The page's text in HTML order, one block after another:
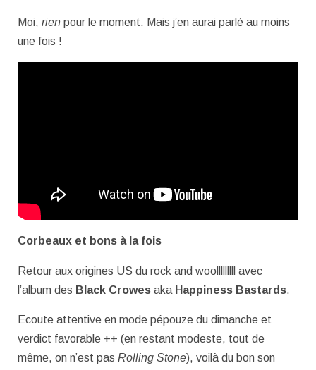
Moi, rien pour le moment. Mais j’en aurai parlé au moins
une fois !
Corbeaux et bons à la fois
Retour aux origines US du rock and woolllllllll avec
l’album des Black Crowes aka Happiness Bastards.
Ecoute attentive en mode pépouze du dimanche et
verdict favorable ++ (en restant modeste, tout de
même, on n’est pas Rolling Stone), voilà du bon son